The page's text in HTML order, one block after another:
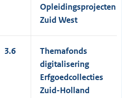
Opleidingsprojecten
Zuid West
3.6
Themafonds
digitalisering
Erfgoedcollecties
Zuid-Holland